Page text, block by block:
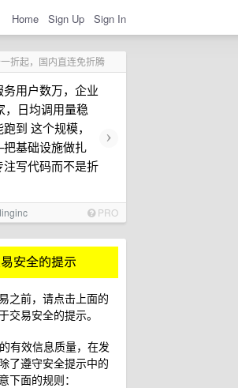
Home Sign Up Sign In
折起，国内直连免折腾
用户数万，企业
，日均调用量稳
到 这个规模，
基础设施做扎
写代码而不是折
›
PRO
之前，请点击上面的
交易安全的提示。
有效信息质量，在发
了遵守安全提示中的
下面的规则：